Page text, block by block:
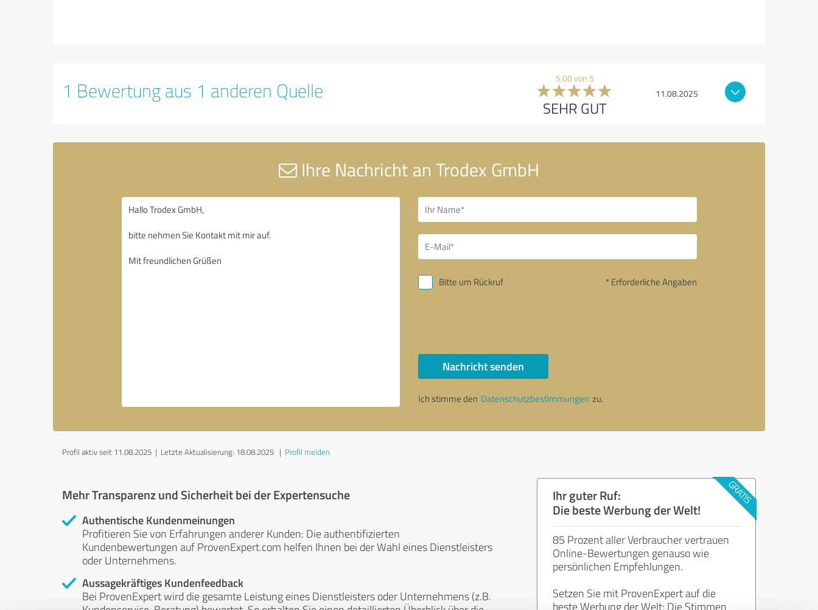
1 Bewertung aus 1 anderen Quelle 5,00 von 5
SEHR GUT
11.08.2025
Ihre Nachricht an Trodex GmbH
Bitte um Rückruf * Erforderliche Angaben
Nachricht senden
Ich stimme den Datenschutzbestimmungen zu.
Profil aktiv seit 11.08.2025 | Letzte Aktualisierung: 18.08.2025 | Profil melden
Mehr Transparenz und Sicherheit bei der Expertensuche
Authentische Kundenmeinungen
Profitieren Sie von Erfahrungen anderer Kunden: Die authentifizierten
Kundenbewertungen auf ProvenExpert.com helfen Ihnen bei der Wahl eines Dienstleisters
oder Unternehmens.
Aussagekräftiges Kundenfeedback
Bei ProvenExpert wird die gesamte Leistung eines Dienstleisters oder Unternehmens (z.B.
Ihr guter Ruf:
Die beste Werbung der Welt!
85 Prozent aller Verbraucher vertrauen
Online-Bewertungen genauso wie
persönlichen Empfehlungen.
Setzen Sie mit ProvenExpert auf die
beste Werbung der Welt: Die Stimmen